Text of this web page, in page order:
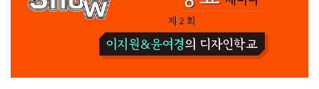
단국대학교 시각디자인을 졸업하고 프리랜서 디자이너로
활동하고 있답니다. 타이포그래피를 기반으로 다양한 분야의
사람들과 협업을 즐겨 하며, 개념에 근거한 타이포그래피와
내용에 알맞은 구조를 다양한 매체로 구축하는 것 또한,
모사품이 원본..